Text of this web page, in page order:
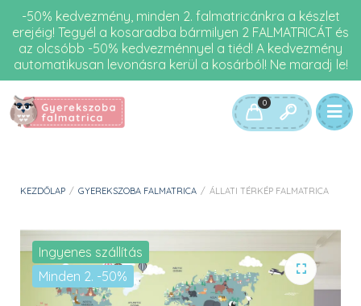
-50% kedvezmény, minden 2. falmatricánkra a készlet
erejéig! Tegyél a kosaradba bármilyen 2 FALMATRICÁT és
az olcsóbb -50% kedvezménnyel a tiéd! A kedvezmény
automatikusan levonásra kerül a kosárból! Ne maradj le!
0
KEZDŐLAP / GYEREKSZOBA FALMATRICA / ÁLLATI TÉRKÉP FALMATRICA
🔍
Minden 2. -50%
Ingyenes szállítás